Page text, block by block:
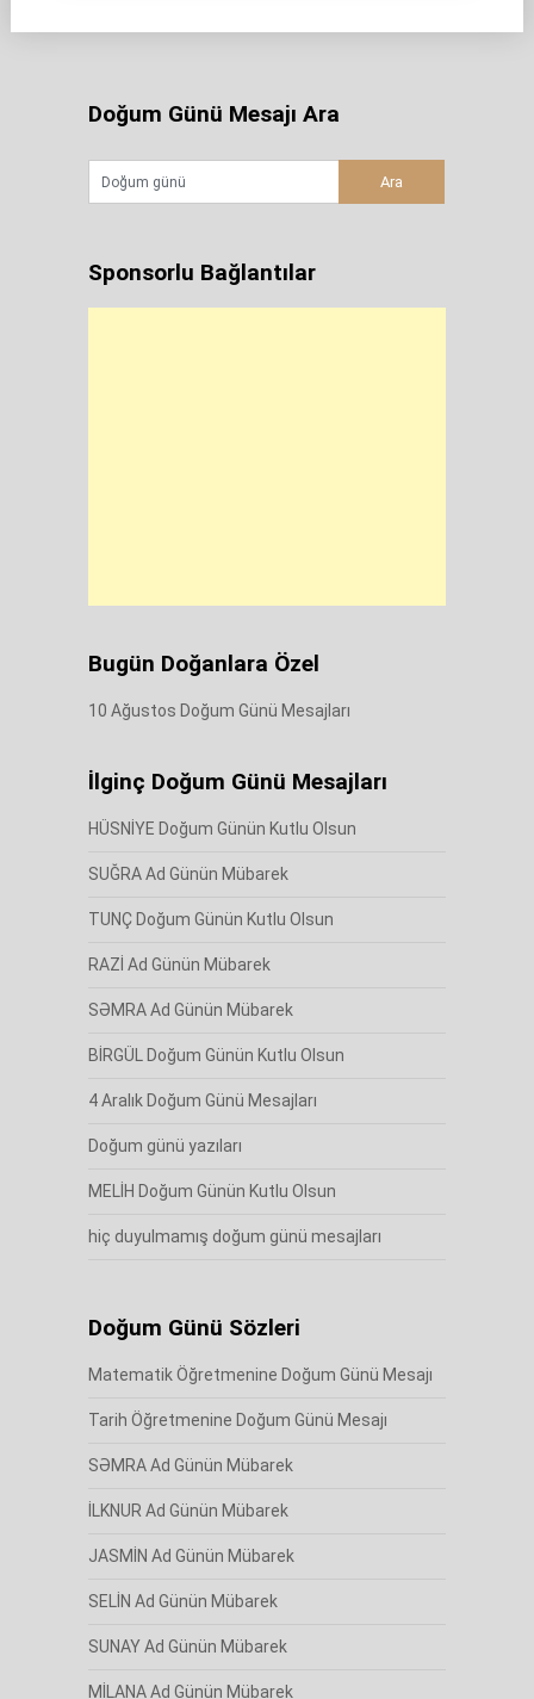
Doğum Günü Mesajı Ara
Sponsorlu Bağlantılar
Bugün Doğanlara Özel
10 Ağustos Doğum Günü Mesajları
İlginç Doğum Günü Mesajları
HÜSNİYE Doğum Günün Kutlu Olsun
SUĞRA Ad Günün Mübarek
TUNÇ Doğum Günün Kutlu Olsun
RAZİ Ad Günün Mübarek
SƏMRA Ad Günün Mübarek
BİRGÜL Doğum Günün Kutlu Olsun
4 Aralık Doğum Günü Mesajları
Doğum günü yazıları
MELİH Doğum Günün Kutlu Olsun
hiç duyulmamış doğum günü mesajları
Doğum Günü Sözleri
Matematik Öğretmenine Doğum Günü Mesajı
Tarih Öğretmenine Doğum Günü Mesajı
SƏMRA Ad Günün Mübarek
İLKNUR Ad Günün Mübarek
JASMİN Ad Günün Mübarek
SELİN Ad Günün Mübarek
SUNAY Ad Günün Mübarek
MİLANA Ad Günün Mübarek